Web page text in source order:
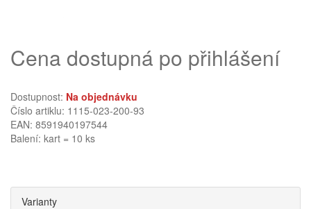
Cena dostupná po přihlášení
Dostupnost: Na objednávku
Číslo artiklu: 1115-023-200-93
EAN: 8591940197544
Balení: kart = 10 ks
Varianty